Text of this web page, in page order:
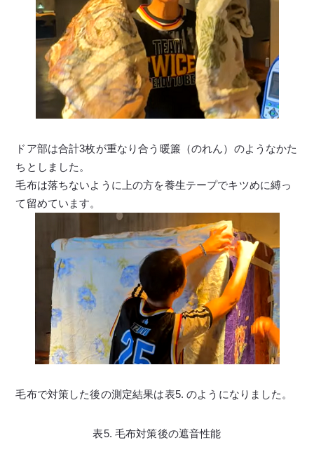
ドア部は合計3枚が重なり合う暖簾（のれん）のようなかた
ちとしました。
毛布は落ちないように上の方を養生テープでキツめに縛っ
て留めています。
毛布で対策した後の測定結果は表5. のようになりました。
表5. 毛布対策後の遮音性能